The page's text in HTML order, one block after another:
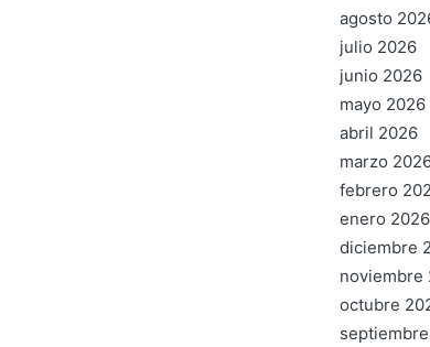
agosto
julio 2026
junio 2026
mayo 2026
abril 2026
marzo
febrero
enero 2026
diciembre
noviembre
octubre